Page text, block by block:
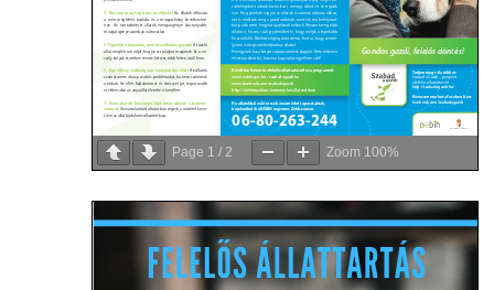
Page 1 /2 Zoom 100%